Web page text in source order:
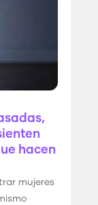
hacen
mujeres